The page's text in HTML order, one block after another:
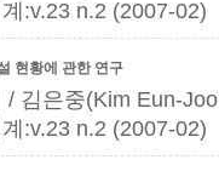
:v.23 n.2 (2007-02)
현황에 관한 연구
/ 김은중(Kim Eun-
:v.23 n.2 (2007-02)